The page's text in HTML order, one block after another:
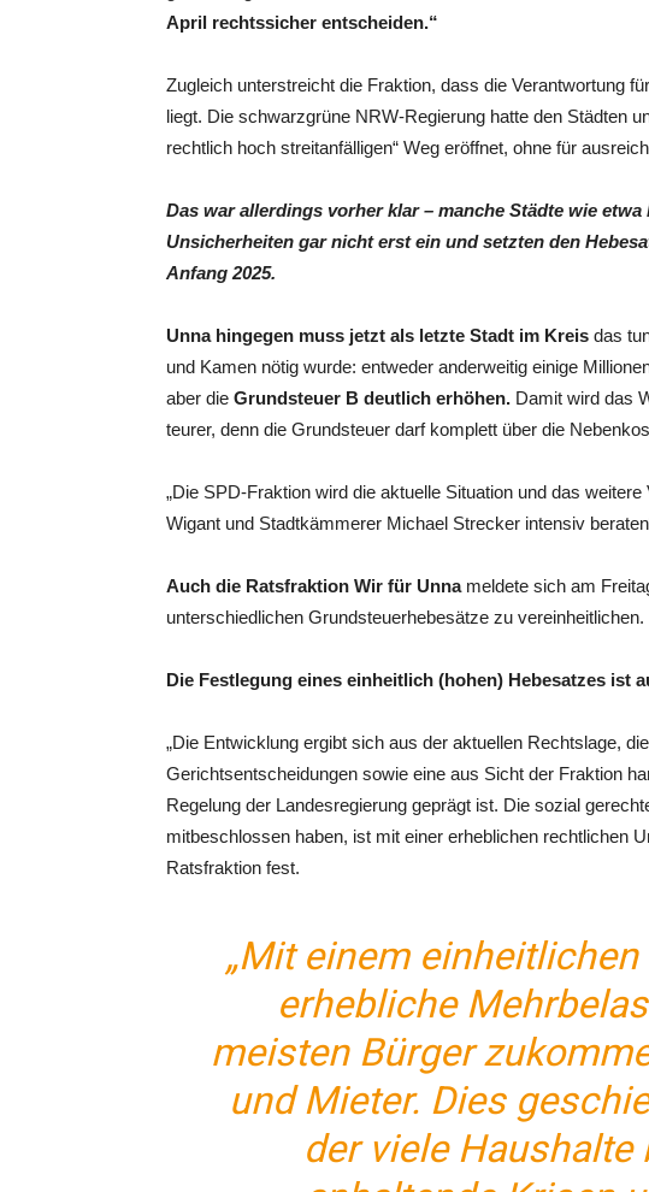
April rechtssicher entscheiden.“
Zugleich unterstreicht die Fraktion, dass die Verantwortung
liegt. Die schwarzgrüne NRW-Regierung hatte den Städten
rechtlich hoch streitanfälligen“ Weg eröffnet, ohne für
Das war allerdings vorher klar – manche Städte wie
Unsicherheiten gar nicht erst ein und setzten den
Anfang 2025.
Unna hingegen muss jetzt als letzte Stadt im Kreis das
und Kamen nötig wurde: entweder anderweitig einige
aber die Grundsteuer B deutlich erhöhen. Damit wird das
teurer, denn die Grundsteuer darf komplett über die
„Die SPD-Fraktion wird die aktuelle Situation und das
Wigant und Stadtkämmerer Michael Strecker intensiv
Auch die Ratsfraktion Wir für Unna meldete sich am
unterschiedlichen Grundsteuerhebesätze zu vereinheitlichen.
Die Festlegung eines einheitlich (hohen) Hebesatzes ist
„Die Entwicklung ergibt sich aus der aktuellen Rechtslage,
Gerichtsentscheidungen sowie eine aus Sicht der Fraktion
Regelung der Landesregierung geprägt ist. Die sozial
mitbeschlossen haben, ist mit einer erheblichen rechtlichen
Ratsfraktion fest.
„Mit einem
erhebliche
meisten Bürger
und Mieter. Dies
der viele Haushalte